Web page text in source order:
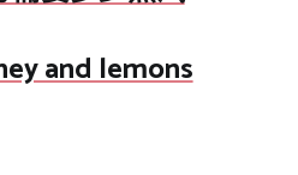
and lemons